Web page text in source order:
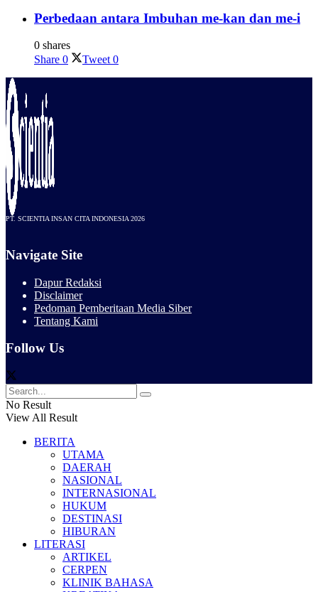
Perbedaan antara Imbuhan me-kan dan me-i
0 shares
Share 0 Tweet 0
PT. SCIENTIA INSAN CITA INDONESIA 2026
Navigate Site
Dapur Redaksi
Disclaimer
Pedoman Pemberitaan Media Siber
Tentang Kami
Follow Us
No Result
View All Result
BERITA
UTAMA
DAERAH
NASIONAL
INTERNASIONAL
HUKUM
DESTINASI
HIBURAN
LITERASI
ARTIKEL
CERPEN
KLINIK BAHASA